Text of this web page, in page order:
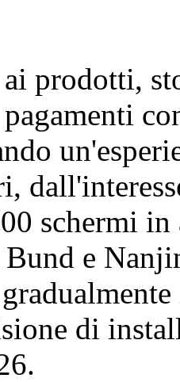
prodotti,
schermi
e
di